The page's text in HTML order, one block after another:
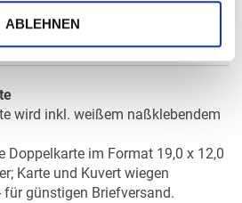
ABLEHNEN
wird inkl. weißem naßklebendem
Doppelkarte im Format 19,0 x 12,0
Karte und Kuvert wiegen
günstigen Briefversand.